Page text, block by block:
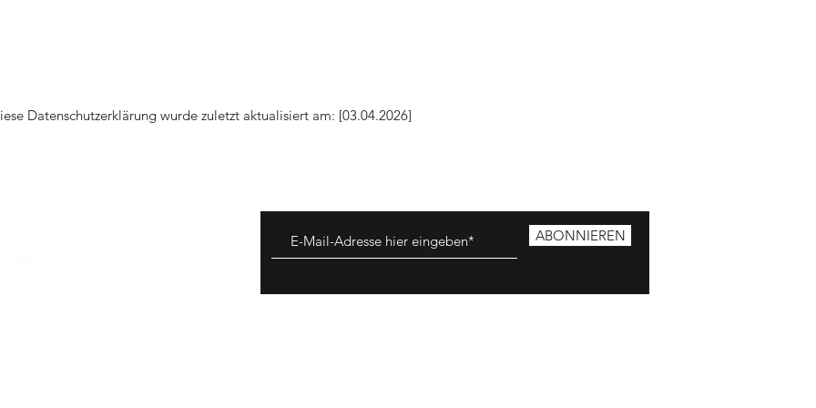
Datenschutzerklärung wurde zuletzt aktualisiert am: [03.04.2026]
ABONNIEREN